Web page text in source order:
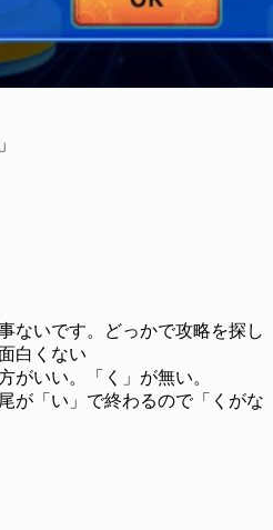
ないです。どっかで攻略を探し
白くない
がいい。「く」が無い。
が「い」で終わるので「くがな